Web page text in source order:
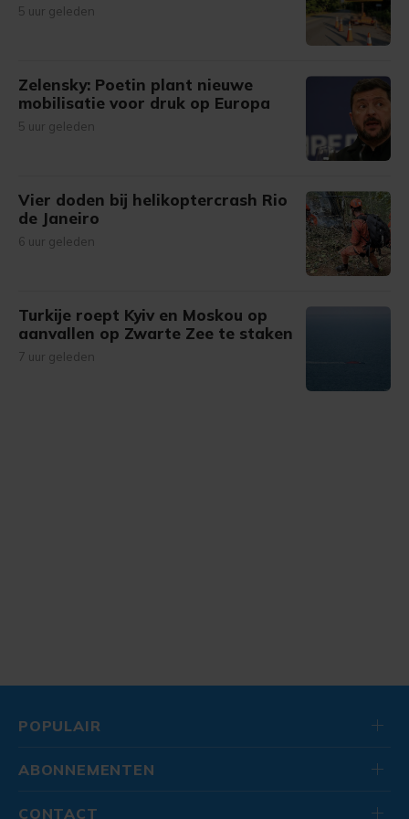
5 uur geleden
Zelensky: Poetin plant nieuwe
mobilisatie voor druk op Europa
5 uur geleden
Vier doden bij helikoptercrash Rio
de Janeiro
6 uur geleden
Turkije roept Kyiv en Moskou op
aanvallen op Zwarte Zee te staken
7 uur geleden
POPULAIR
ABONNEMENTEN
CONTACT